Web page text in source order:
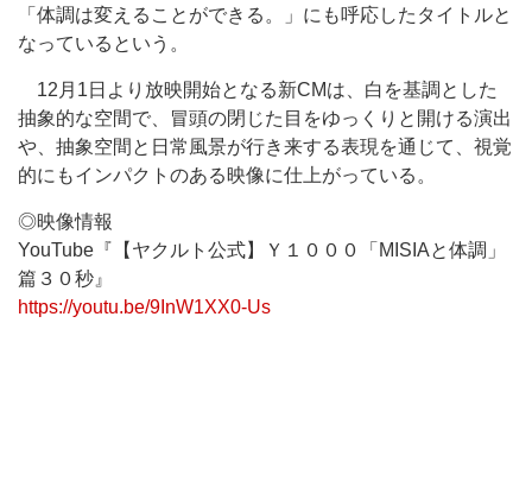
「体調は変えることができる。」にも呼応したタイトルと
なっているという。
12月1日より放映開始となる新CMは、白を基調とした
抽象的な空間で、冒頭の閉じた目をゆっくりと開ける演出
や、抽象空間と日常風景が行き来する表現を通じて、視覚
的にもインパクトのある映像に仕上がっている。
◎映像情報
YouTube『【ヤクルト公式】Ｙ１０００「MISIAと体調」
篇３０秒』
https://youtu.be/9InW1XX0-Us